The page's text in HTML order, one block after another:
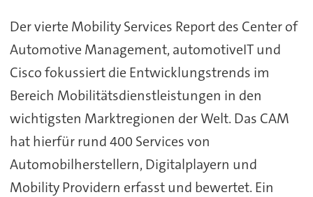
Der vierte Mobility Services Report des Center of
Automotive Management, automotiveIT und
Cisco fokussiert die Entwicklungstrends im
Bereich Mobilitätsdienstleistungen in den
wichtigsten Marktregionen der Welt. Das CAM
hat hierfür rund 400 Services von
Automobilherstellern, Digitalplayern und
Mobility Providern erfasst und bewertet. Ein